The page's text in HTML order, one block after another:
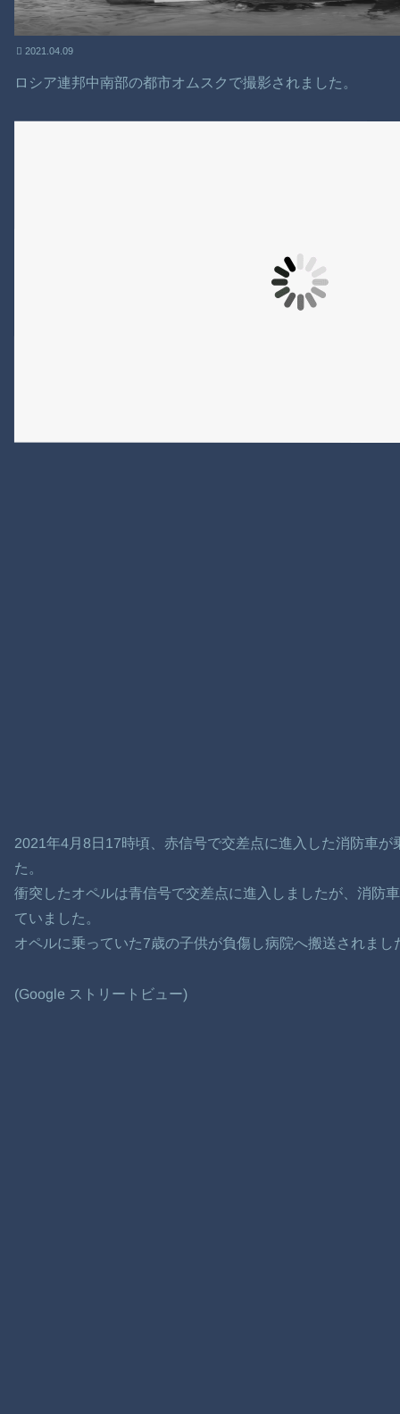
2021.04.09
ロシア連邦中南部の都市オムスクで撮影されました。
2021年4月8日17時頃、赤信号で交差点に進入した消防車
た。
衝突したオペルは青信号で交差点に進入しましたが、消防
ていました。
オペルに乗っていた7歳の子供が負傷し病院へ搬送されま
(Google ストリートビュー)